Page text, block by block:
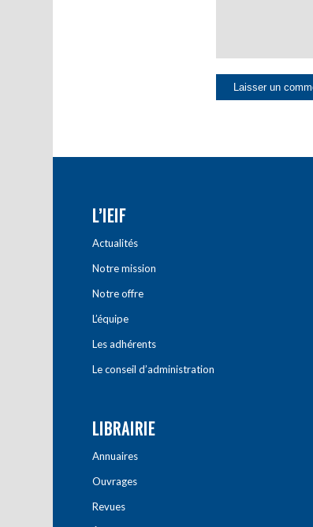
L’IEIF
Actualités
Notre mission
Notre offre
L’équipe
Les adhérents
Le conseil d’administration
LIBRAIRIE
Annuaires
Ouvrages
Revues